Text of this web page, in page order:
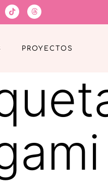
PROYECTOS